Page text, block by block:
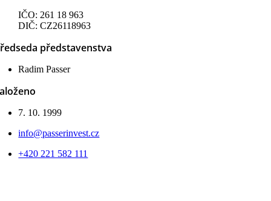
IČO: 261 18 963
DIČ: CZ26118963
představenstva
Radim Passer
7. 10. 1999
info@passerinvest.cz
+420 221 582 111